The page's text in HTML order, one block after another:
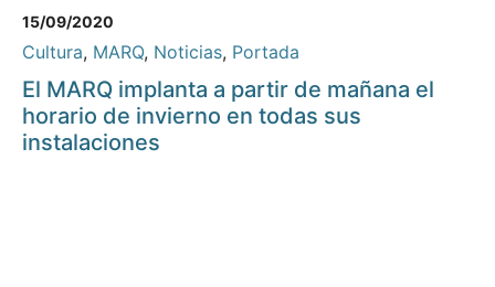
15/09/2020
Cultura, MARQ, Noticias, Portada
El MARQ implanta a partir de mañana el
horario de invierno en todas sus
instalaciones